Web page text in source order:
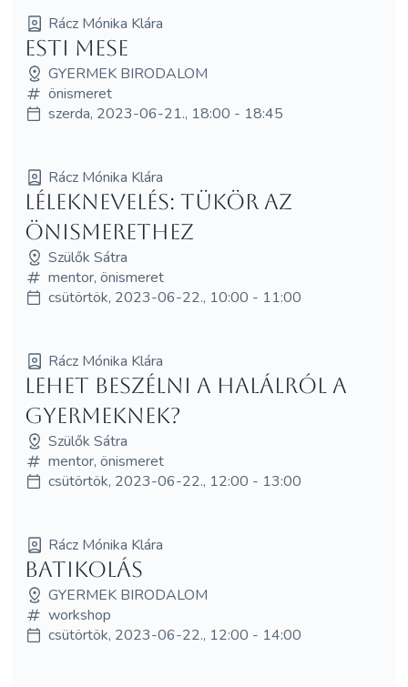
Rácz Mónika Klára
Esti mese
GYERMEK BIRODALOM
önismeret
szerda, 2023-06-21., 18:00 - 18:45
Rácz Mónika Klára
Léleknevelés: tükör az
önismerethez
Szülők Sátra
mentor, önismeret
csütörtök, 2023-06-22., 10:00 - 11:00
Rácz Mónika Klára
Lehet beszélni a halálról a
gyermeknek?
Szülők Sátra
mentor, önismeret
csütörtök, 2023-06-22., 12:00 - 13:00
Rácz Mónika Klára
BATIKOLÁS
GYERMEK BIRODALOM
workshop
csütörtök, 2023-06-22., 12:00 - 14:00